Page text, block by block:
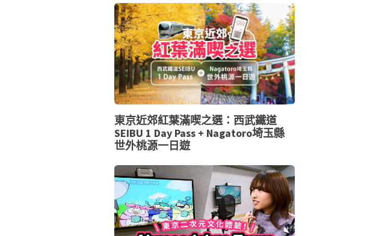
東京近郊紅葉滿喫之選：西武鐵道
SEIBU 1 Day Pass + Nagatoro埼玉縣
世外桃源一日遊